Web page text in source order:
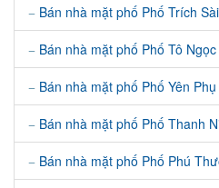
Bán nhà mặt phố Phố Trích Sài
Bán nhà mặt phố Phố Tô Ngọc
Bán nhà mặt phố Phố Yên
Bán nhà mặt phố Phố Thanh
Bán nhà mặt phố Phố Phú